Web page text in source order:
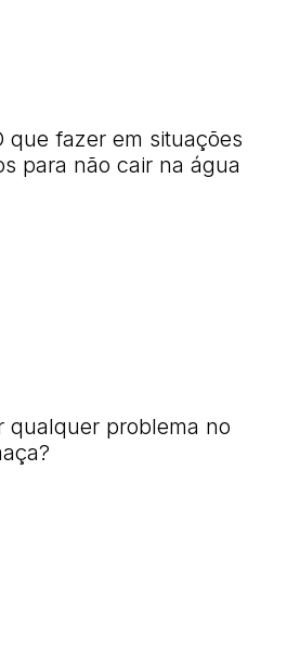
que fazer em situações
para não cair na água
qualquer problema no